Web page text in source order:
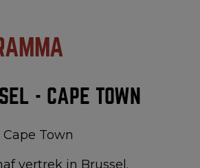
- CAPE TOWN
Town
vertrek in Brussel.